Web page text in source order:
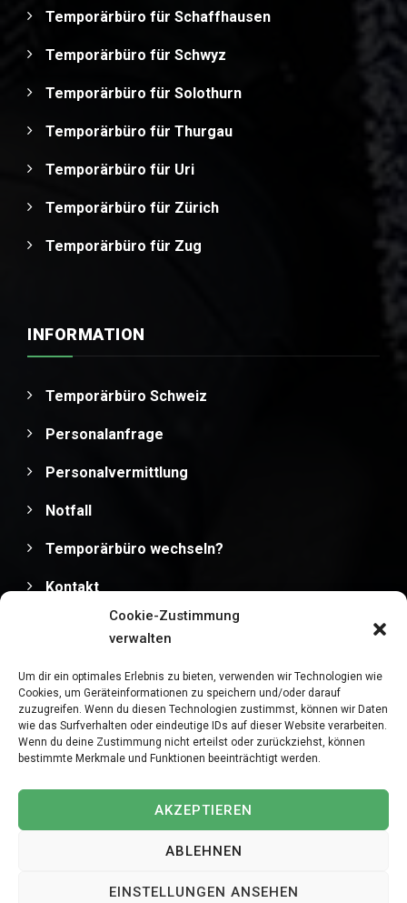
Cookie-Zustimmung
verwalten
Um dir ein optimales Erlebnis zu bieten, verwenden wir Technologien wie
Cookies, um Geräteinformationen zu speichern und/oder darauf
zuzugreifen. Wenn du diesen Technologien zustimmst, können wir Daten
wie das Surfverhalten oder eindeutige IDs auf dieser Website verarbeiten.
Wenn du deine Zustimmung nicht erteilst oder zurückziehst, können
bestimmte Merkmale und Funktionen beeinträchtigt werden.
AKZEPTIEREN
ABLEHNEN
EINSTELLUNGEN ANSEHEN
Temporärbüro für Schaffhausen
Temporärbüro für Schwyz
Temporärbüro für Solothurn
Temporärbüro für Thurgau
Temporärbüro für Uri
Temporärbüro für Zürich
Temporärbüro für Zug
INFORMATION
Temporärbüro Schweiz
Personalanfrage
Personalvermittlung
Notfall
Temporärbüro wechseln?
Kontakt
Impressum
Schweiz | Temporär & Dauerstellen Schweizweit
Rights Reserved.